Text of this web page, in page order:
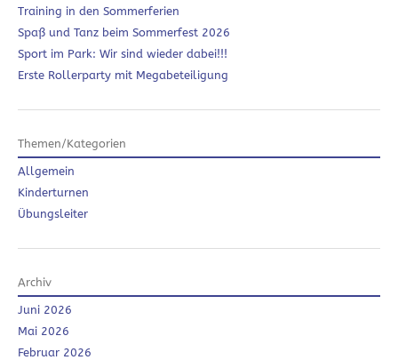
Training in den Sommerferien
Spaß und Tanz beim Sommerfest 2026
Sport im Park: Wir sind wieder dabei!!!
Erste Rollerparty mit Megabeteiligung
Themen/Kategorien
Allgemein
Kinderturnen
Übungsleiter
Archiv
Juni 2026
Mai 2026
Februar 2026